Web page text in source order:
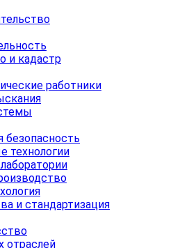
и кадастр
работники
технологии
и стандартизация
отраслей